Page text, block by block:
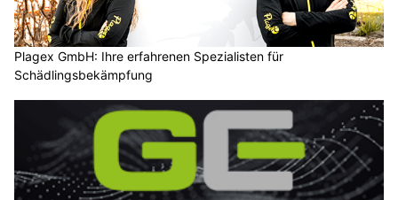
Plagex GmbH: Ihre erfahrenen Spezialisten für
Schädlingsbekämpfung